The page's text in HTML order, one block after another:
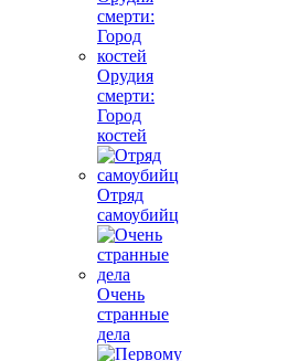
Орудия
смерти:
Город
костей
Отряд
самоубийц
Очень
странные
дела